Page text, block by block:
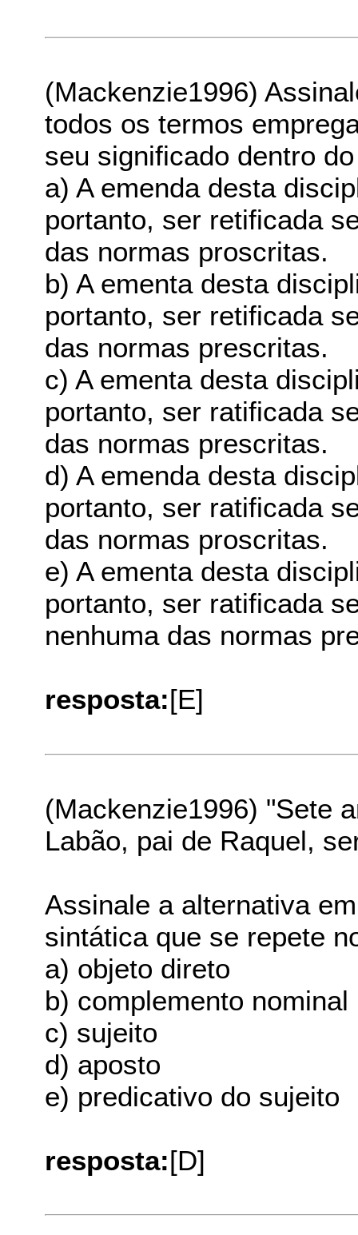
(Mackenzie1996)
todos os termos
seu significado dentro
a) A emenda desta
portanto, ser retificada
das normas proscritas.
b) A ementa desta
portanto, ser retificada
das normas prescritas.
c) A ementa desta
portanto, ser ratificada
das normas prescritas.
d) A emenda desta
portanto, ser ratificada
das normas proscritas.
e) A ementa desta
portanto, ser ratificada
nenhuma das normas
resposta:[E]
(Mackenzie1996) "Sete
Labão, pai de Raquel,
Assinale a alternativa
sintática que se repete
a) objeto direto
b) complemento nominal
c) sujeito
d) aposto
e) predicativo do sujeito
resposta:[D]